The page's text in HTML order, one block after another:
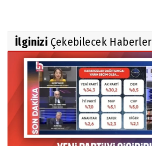
İlginizi Çekebilecek Haberler